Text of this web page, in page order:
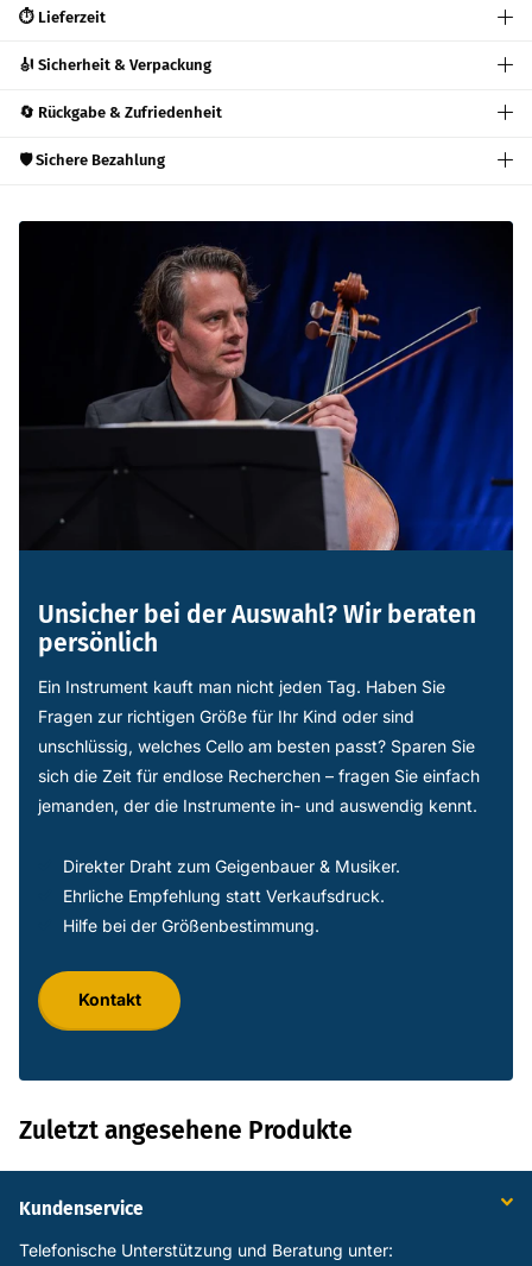
⏱️ Lieferzeit
🎻 Sicherheit & Verpackung
🔄 Rückgabe & Zufriedenheit
🛡️ Sichere Bezahlung
Unsicher bei der Auswahl? Wir beraten
persönlich
Ein Instrument kauft man nicht jeden Tag. Haben Sie
Fragen zur richtigen Größe für Ihr Kind oder sind
unschlüssig, welches Cello am besten passt? Sparen Sie
sich die Zeit für endlose Recherchen – fragen Sie einfach
jemanden, der die Instrumente in- und auswendig kennt.
Direkter Draht zum Geigenbauer & Musiker.
Ehrliche Empfehlung statt Verkaufsdruck.
Hilfe bei der Größenbestimmung.
Kontakt
Zuletzt angesehene Produkte
Kundenservice
Telefonische Unterstützung und Beratung unter: